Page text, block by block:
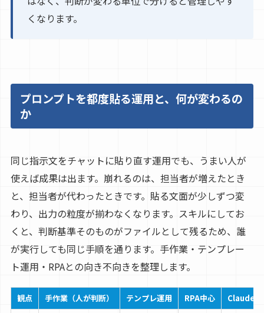
くなります。
プロンプトを都度貼る運用と、何が変わるの
か
同じ指示文をチャットに貼り直す運用でも、うまい人が
使えば成果は出ます。崩れるのは、担当者が増えたとき
と、担当者が代わったときです。貼る文面が少しずつ変
わり、出力の粒度が揃わなくなります。スキルにしてお
くと、判断基準そのものがファイルとして残るため、誰
が実行しても同じ手順を通ります。手作業・テンプレー
ト運用・RPAとの向き不向きを整理します。
観点 手作業（人が判断） テンプレ運用 RPA中心
Claude